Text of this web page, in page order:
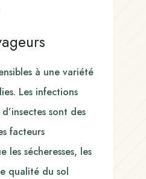
à une variété
Les infections
sont des
facteurs
les sécheresses, les
qualité du sol